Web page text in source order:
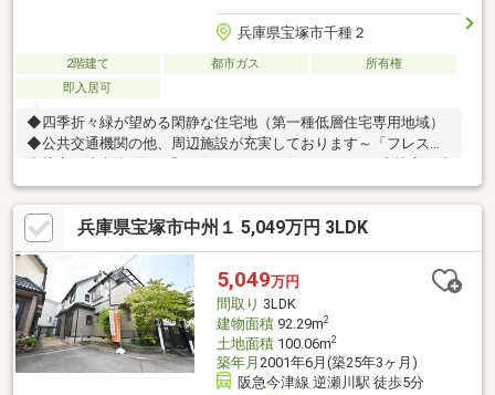
兵庫県宝塚市千種２
2階建て 都市ガス
所有権
即入居可
◆四季折々緑が望める閑静な住宅地（第一種低層住宅専用地域）
◆公共交通機関の他、周辺施設が充実しております～「フレスコ
歩約10分～「セブンイレブン宝塚小林５丁目店」徒歩約9分～
「ニシイチドラッグ健康館小林駅前店」徒歩約7分◆土地面積：
94.80㎡（約28.67坪） ※私道負担約20㎡あり◆建物面積：91.30
㎡（約27.61坪） ※車庫約7.83㎡を含む◆2000年建築の2LDK～全
居室8帖以上のゆとりある間取りです◆駐車スペース1台分ござい
ます◆リフォームプラン・建て替えのご相談などお気軽に問い合
わせください
兵庫県宝塚市中州１ 5,049万円 3LDK
5,049万円
間取り 3LDK
建物面積92.29m2
土地面積100.06m2
築年月 2001年6月(築25年3ヶ月)
阪急今津線 逆瀬川駅 徒歩5分